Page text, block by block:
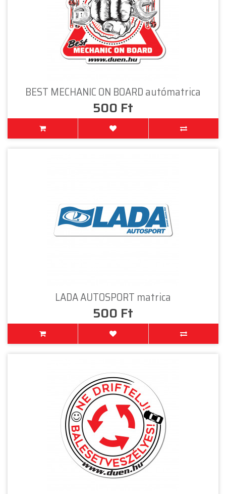
BEST MECHANIC ON BOARD autómatrica
500 Ft
LADA AUTOSPORT matrica
500 Ft